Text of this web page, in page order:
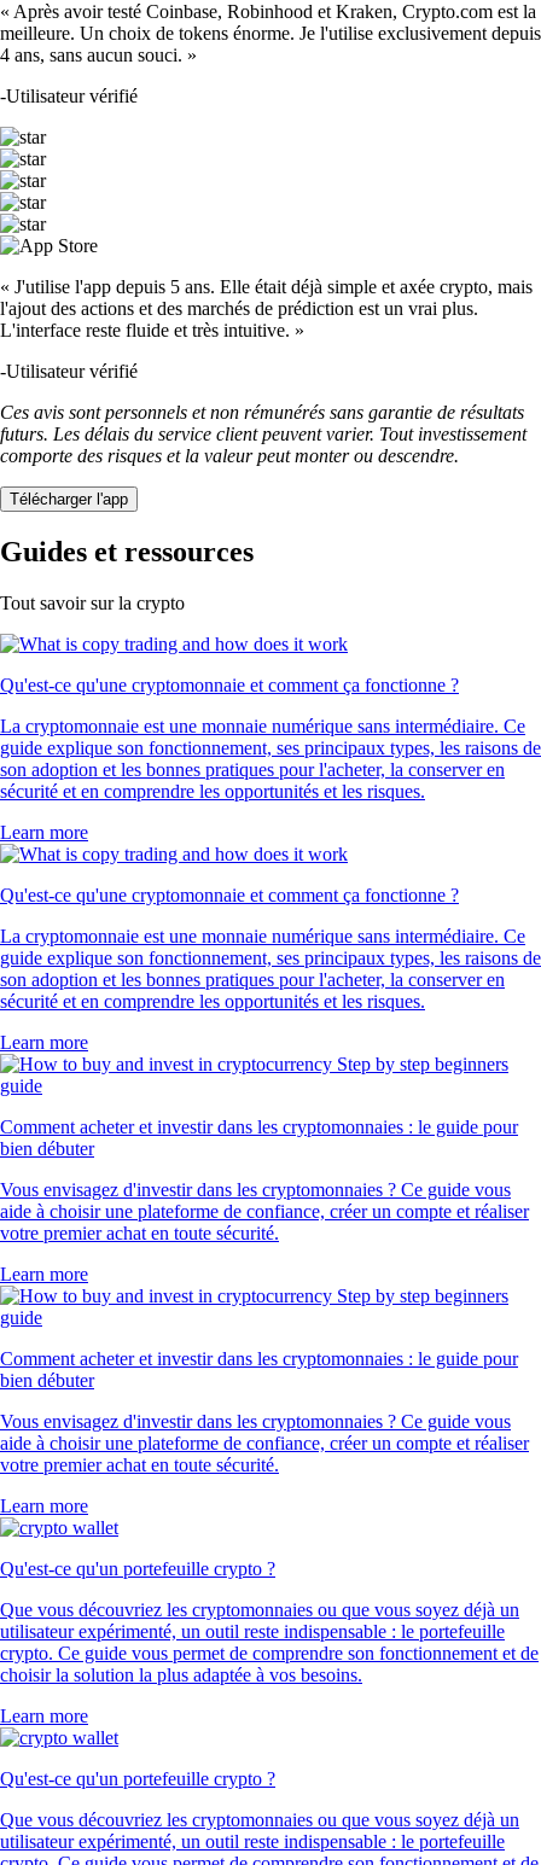
« Après avoir testé Coinbase, Robinhood et Kraken, Crypto.com est la
meilleure. Un choix de tokens énorme. Je l'utilise exclusivement depuis
4 ans, sans aucun souci. »
-Utilisateur vérifié
« J'utilise l'app depuis 5 ans. Elle était déjà simple et axée crypto, mais
l'ajout des actions et des marchés de prédiction est un vrai plus.
L'interface reste fluide et très intuitive. »
-Utilisateur vérifié
Ces avis sont personnels et non rémunérés sans garantie de résultats
futurs. Les délais du service client peuvent varier. Tout investissement
comporte des risques et la valeur peut monter ou descendre.
Télécharger l'app
Guides et ressources
Tout savoir sur la crypto
Qu'est-ce qu'une cryptomonnaie et comment ça fonctionne ?
La cryptomonnaie est une monnaie numérique sans intermédiaire. Ce
guide explique son fonctionnement, ses principaux types, les raisons de
son adoption et les bonnes pratiques pour l'acheter, la conserver en
sécurité et en comprendre les opportunités et les risques.
Learn more
Qu'est-ce qu'une cryptomonnaie et comment ça fonctionne ?
La cryptomonnaie est une monnaie numérique sans intermédiaire. Ce
guide explique son fonctionnement, ses principaux types, les raisons de
son adoption et les bonnes pratiques pour l'acheter, la conserver en
sécurité et en comprendre les opportunités et les risques.
Learn more
Comment acheter et investir dans les cryptomonnaies : le guide pour
bien débuter
Vous envisagez d'investir dans les cryptomonnaies ? Ce guide vous
aide à choisir une plateforme de confiance, créer un compte et réaliser
votre premier achat en toute sécurité.
Learn more
Comment acheter et investir dans les cryptomonnaies : le guide pour
bien débuter
Vous envisagez d'investir dans les cryptomonnaies ? Ce guide vous
aide à choisir une plateforme de confiance, créer un compte et réaliser
votre premier achat en toute sécurité.
Learn more
Qu'est-ce qu'un portefeuille crypto ?
Que vous découvriez les cryptomonnaies ou que vous soyez déjà un
utilisateur expérimenté, un outil reste indispensable : le portefeuille
crypto. Ce guide vous permet de comprendre son fonctionnement et de
choisir la solution la plus adaptée à vos besoins.
Learn more
Qu'est-ce qu'un portefeuille crypto ?
Que vous découvriez les cryptomonnaies ou que vous soyez déjà un
utilisateur expérimenté, un outil reste indispensable : le portefeuille